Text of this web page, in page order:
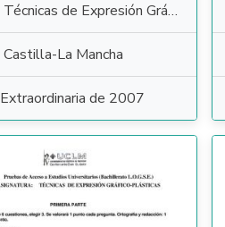
Técnicas de Expresión Gráfico Plástica
Castilla-La Mancha
Extraordinaria de 2007